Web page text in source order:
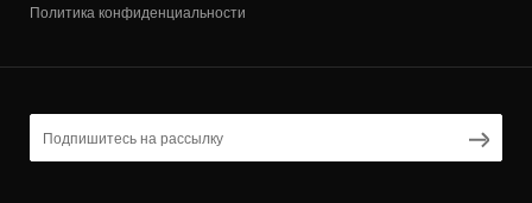
Политика конфиденциальности